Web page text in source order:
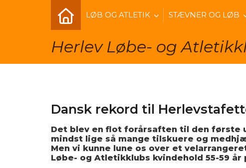
LØB OG ATLETIK STÆVNER OG LØB
Herlev Løbe- og
Dansk rekord til
Det blev en flot forårsaften til den første
mindst lige så mange tilskuere og
Men vi kunne lune os over et
Løbe- og Atletikklubs kvindehold 55-59